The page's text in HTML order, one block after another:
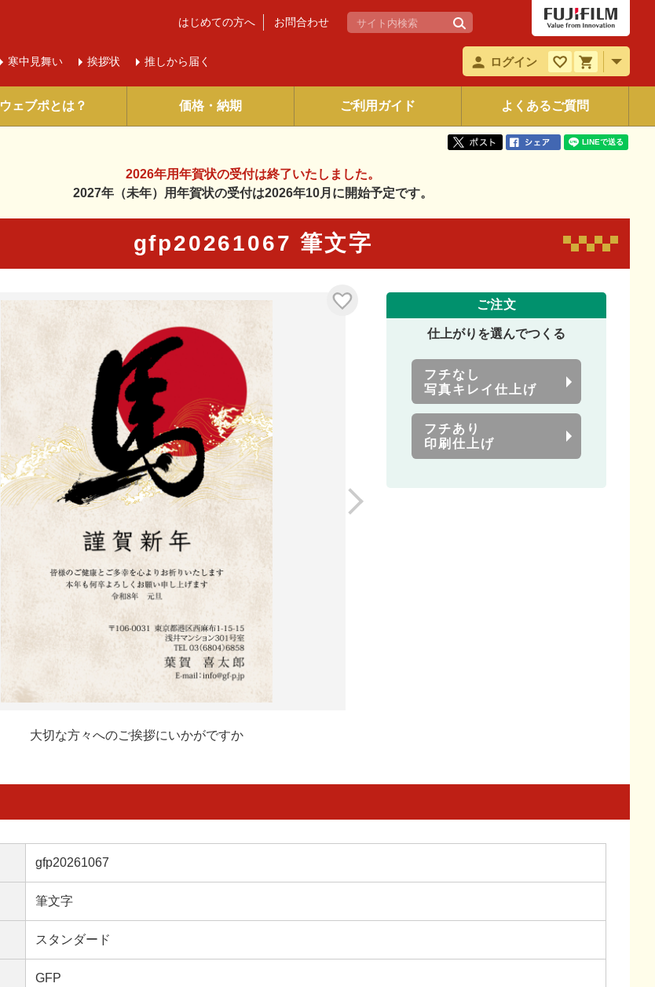
寒中 見舞い 挨拶状 推しから届く
はじめての方へ お問合わせ
ログイン
ウェブポとは？ 価格・納期 ご利用ガイド よくあるご質問
2026年用年賀状の受付は終了いたしました。
2027年（未年）用年賀状の受付は2026年10月に開始予定です。
gfp20261067 筆文字
大切な方々へのご挨拶にいかがですか
ご注文
仕上がりを選んでつくる
フチなし
写真キレイ仕上げ
フチあり
印刷仕上げ
gfp20261067
筆文字
スタンダード
GFP